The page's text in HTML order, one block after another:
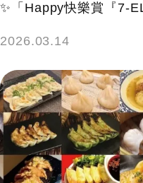
✨「Happy快樂賞『7-
2026.03.14